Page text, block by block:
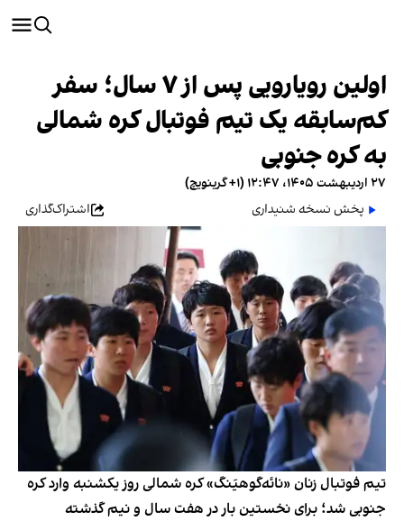
اولین رویارویی پس از ۷ سال؛ سفر
کم‌سابقه یک تیم فوتبال کره شمالی
به کره جنوبی
۲۷ اردیبهشت ۱۴۰۵، ۱۲:۴۷ (‎+۱ گرینویچ)
پخش نسخه شنیداری
اشتراک‌گذاری
تیم فوتبال زنان «نائه‌گو‌هیَنگ» کره شمالی روز یکشنبه وارد کره
جنوبی شد؛ برای نخستین بار در هفت سال و نیم گذشته